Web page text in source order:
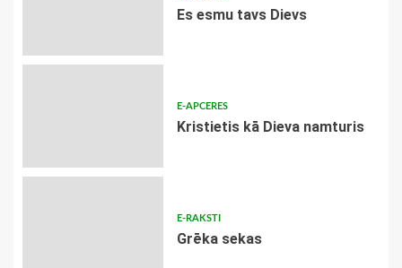
Es esmu tavs Dievs
E-APCERES
Kristietis kā Dieva namturis
E-RAKSTI
Grēka sekas